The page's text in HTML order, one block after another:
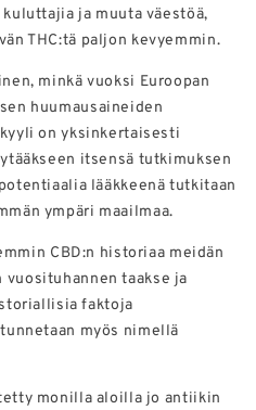
ja muuta väestöä,
THC:tä paljon kevyemmin.
minkä vuoksi Euroopan
huumausaineiden
on yksinkertaisesti
itsensä tutkimuksen
lääkkeenä tutkitaan
ympäri maailmaa.
CBD:n historiaa meidän
vuosituhannen taakse ja
faktoja
myös nimellä
monilla aloilla jo antiikin